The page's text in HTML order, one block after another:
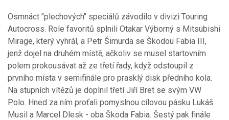
Osmnáct "plechových" speciálů závodilo v divizi Touring
Autocross. Role favoritů splnili Otakar Výborný s Mitsubishi
Mirage, který vyhrál, a Petr Šimurda se Škodou Fabia III,
jenž dojel na druhém místě, ačkoliv se musel startovním
polem prokousávat až ze třetí řady, když odstoupil z
prvního místa v semifinále pro prasklý disk předního kola.
Na stupních vítězů je doplnil třetí Jiří Bret se svým VW
Polo. Hned za ním proťali pomyslnou cílovou pásku Lukáš
Musil a Marcel Dlesk - oba Škoda Fabia. Šestý pak finále